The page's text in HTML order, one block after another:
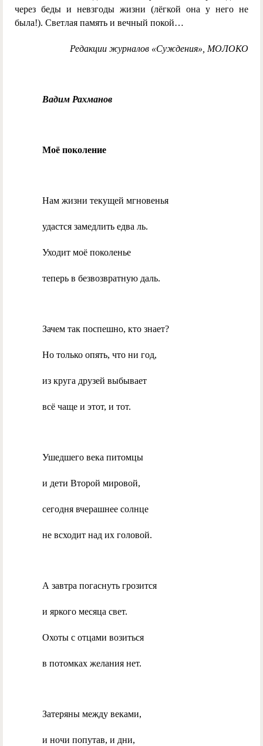
через беды и невзгоды жизни (лёгкой она у него не
была!). Светлая память и вечный покой…
Редакции журналов «Суждения», МОЛОКО
Вадим Рахманов
Моё поколение
Нам жизни текущей мгновенья
удастся замедлить едва ль.
Уходит моё поколенье
теперь в безвозвратную даль.
Зачем так поспешно, кто знает?
Но только опять, что ни год,
из круга друзей выбывает
всё чаще и этот, и тот.
Ушедшего века питомцы
и дети Второй мировой,
сегодня вчерашнее солнце
не всходит над их головой.
А завтра погаснуть грозится
и яркого месяца свет.
Охоты с отцами возиться
в потомках желания нет.
Затеряны между веками,
и ночи попутав, и дни,